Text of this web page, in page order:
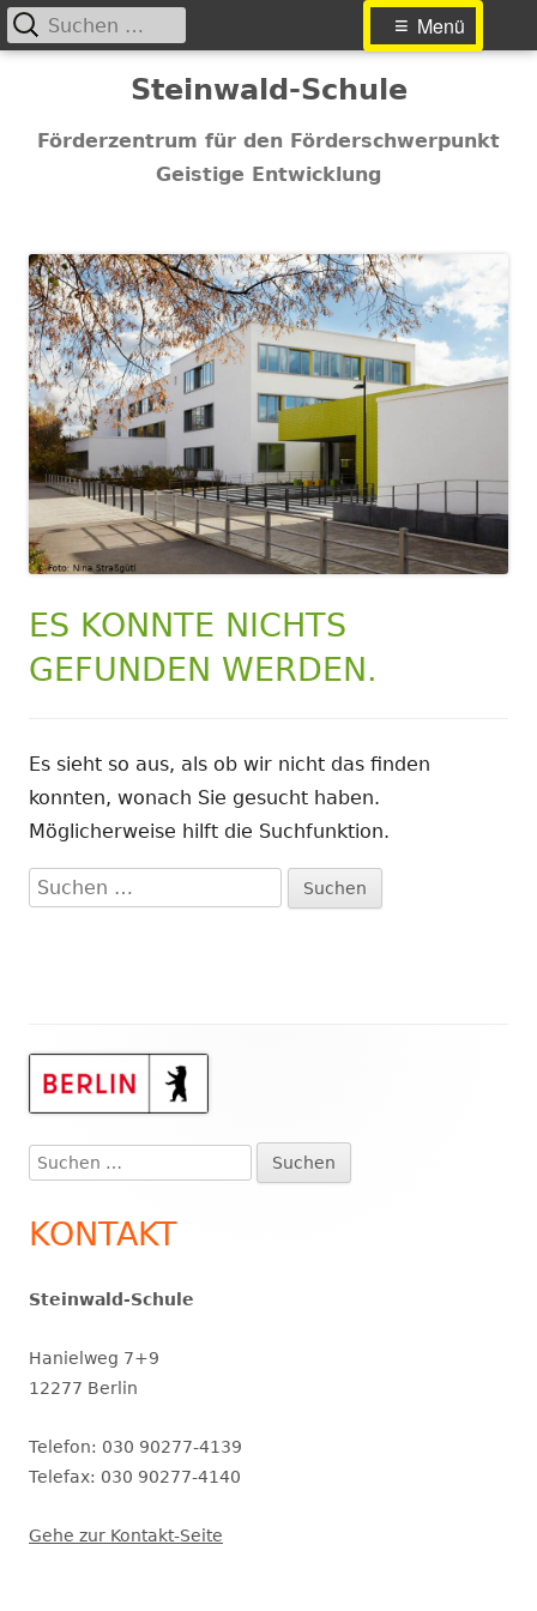
Inhalt
Steinwald-Schule
Förderzentrum für den Förderschwerpunkt
Geistige Entwicklung
Primäres
Menü
Suchen
nach:
ES KONNTE NICHTS
GEFUNDEN WERDEN.
Es sieht so aus, als ob wir nicht das finden
konnten, wonach Sie gesucht haben.
Möglicherweise hilft die Suchfunktion.
Suchen
Haupt-
Suchen
nach:
KONTAKT
Steinwald-Schule
Hanielweg 7+9
12277 Berlin
Telefon: 030 90277-4139
Telefax: 030 90277-4140
Gehe zur Kontakt-Seite